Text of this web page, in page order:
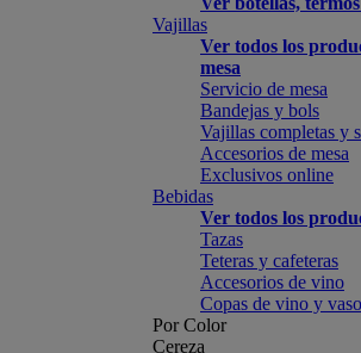
Vajillas
Ver todos los
mesa
Servicio de mesa
Bandejas y bols
Vajillas completas y
Accesorios de mesa
Exclusivos online
Bebidas
Ver todos los
Tazas
Teteras y cafeteras
Accesorios de vino
Copas de vino y
Por Color
Cereza